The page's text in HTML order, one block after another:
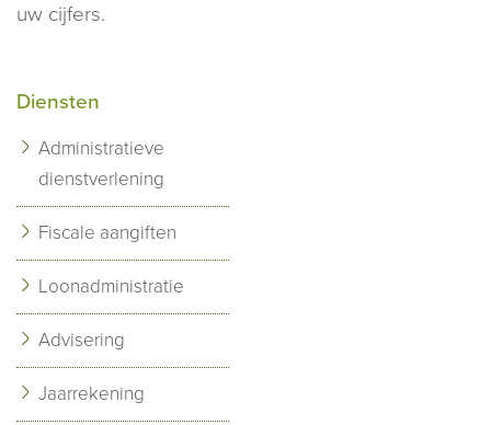
uw cijfers.
Diensten
Administratieve
dienstverlening
Fiscale aangiften
Loonadministratie
Advisering
Jaarrekening